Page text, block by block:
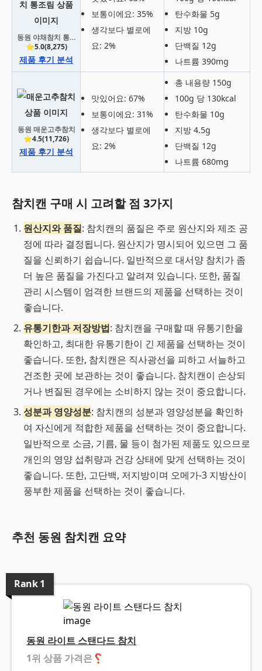
동원 야채참치 통조림
⭐5.0(8,275)
제품 후기 분석
보통이에요: 35%
생각보다 별로에
요: 2%
탄수화물 5g
지방 10g
단백질 12g
나트륨 390mg
동원 매운고추참치
⭐4.5(11,726)
제품 후기 분석
맛있어요: 67%
보통이에요: 31%
생각보다 별로에
요: 2%
총 내용량 150g
100g 당 130kcal
탄수화물 10g
지방 4.5g
단백질 12g
나트륨 680mg
참치캔 구매 시 고려할 점 3가지
원산지와 품질: 참치캔의 품질은 주로 원산지와 제조 공
정에 따라 결정됩니다. 원산지가 명시되어 있으면 그 품
질을 신뢰하기 쉽습니다. 일반적으로 대서양 참치가 좀
더 높은 품질을 가진다고 알려져 있습니다. 또한, 품질
관리 시스템이 엄격한 브랜드의 제품을 선택하는 것이
좋습니다.
유통기한과 저장방법: 참치캔을 구매할 때 유통기한을
확인하고, 최대한 유통기한이 긴 제품을 선택하는 것이
좋습니다. 또한, 참치캔은 직사광선을 피하고 서늘하고
건조한 곳에 보관하는 것이 좋습니다. 참치캔이 손상되
거나 변질된 경우에는 소비하지 않는 것이 중요합니다.
성분과 영양성분: 참치캔의 성분과 영양성분을 확인하
여 자신에게 적합한 제품을 선택하는 것이 중요합니다.
일반적으로 소금, 기름, 물 등이 첨가된 제품도 있으므로
개인의 영양 섭취량과 건강 상태에 맞게 선택하는 것이
좋습니다. 또한, 고단백, 저지방이며 오메가-3 지방산이
풍부한 제품을 선택하는 것이 좋습니다.
추천 동원 참치캔 요약
Rank1
동원 라이트 스탠다드 참치
1위 상품 가격은 ❓